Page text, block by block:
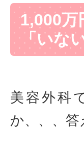
1,000万
「いな
美容外科
か、、、答